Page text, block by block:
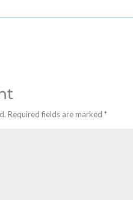
Required fields are marked *